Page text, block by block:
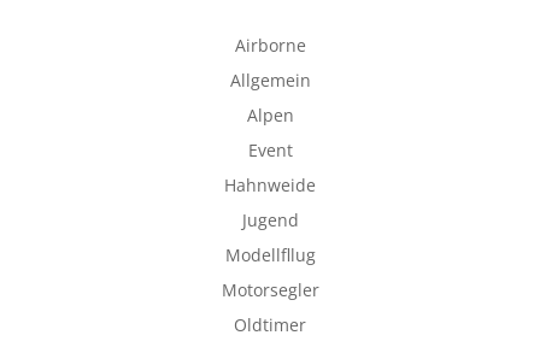
Airborne
Allgemein
Alpen
Event
Hahnweide
Jugend
Modellfllug
Motorsegler
Oldtimer